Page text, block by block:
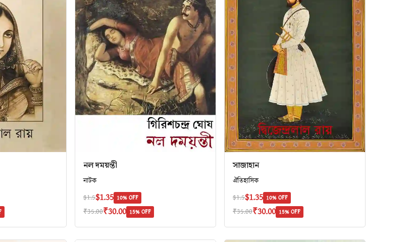
নল দময়ন্তী
নাটক
$1.5$1.35 10% OFF
₹35.00₹30.00 15% OFF
সাজাহান
ঐতিহাসিক
$1.5$1.35 10% OFF
₹35.00₹30.00 15% OFF